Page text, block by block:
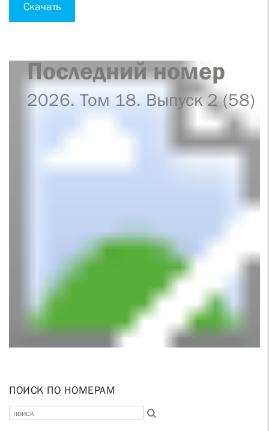
Скачать
Последний номер
2026. Том 18. Выпуск 2 (58)
ПОИСК ПО НОМЕРАМ